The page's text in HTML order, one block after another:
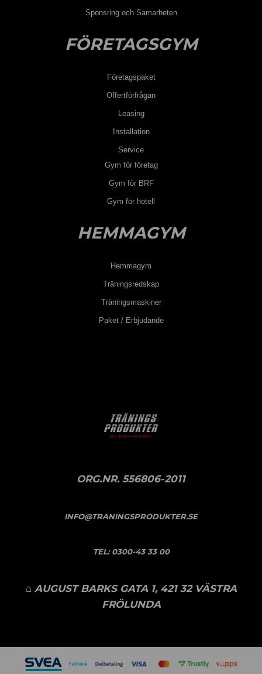
Sponsring och Samarbeten
FÖRETAGSGYM
Företagspaket
Offertförfrågan
Leasing
Installation
Service
Gym för företag
Gym för BRF
Gym för hotell
HEMMAGYM
Hemmagym
Träningsredskap
Träningsmaskiner
Paket / Erbjudande
ORG.NR. 556806-2011
INFO@TRANINGSPRODUKTER.SE
TEL:0300-43 33 00
⌂ AUGUST BARKS GATA 1, 421 32 VÄSTRA
FRÖLUNDA